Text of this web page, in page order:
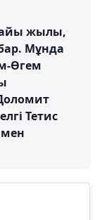
жылы,
Мұнда
Өгем
Тетис